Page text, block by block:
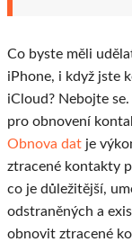
Co byste měli
iPhone, i když jste
iCloud? Nebojte
pro obnovení
Obnova dat je
ztracené kontakty
co je důležitější,
odstraněných a
obnovit ztracené